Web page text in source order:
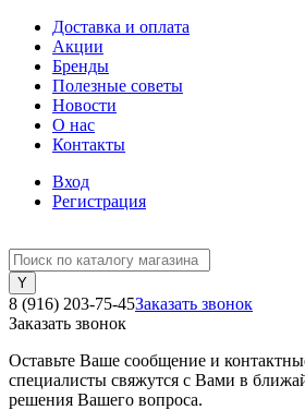
Доставка и оплата
Акции
Бренды
Полезные советы
Новости
О нас
Контакты
Вход
Регистрация
8 (916) 203-75-45Заказать звонок
Заказать звонок
Оставьте Ваше сообщение и
специалисты свяжутся с Вами в
решения Вашего вопроса.